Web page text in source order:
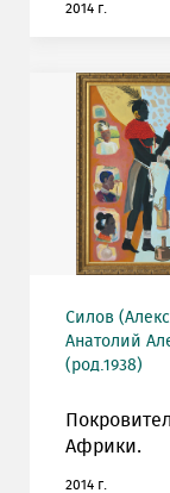
2014 г.
Силов
Анатолий
(род.1938)
Африки.
2014 г.